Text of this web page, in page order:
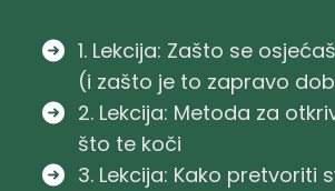
1. Lekcija: Zašto se
(i zašto je to zapravo
2. Lekcija: Metoda za
što te koči
3. Lekcija: Kako pretvoriti